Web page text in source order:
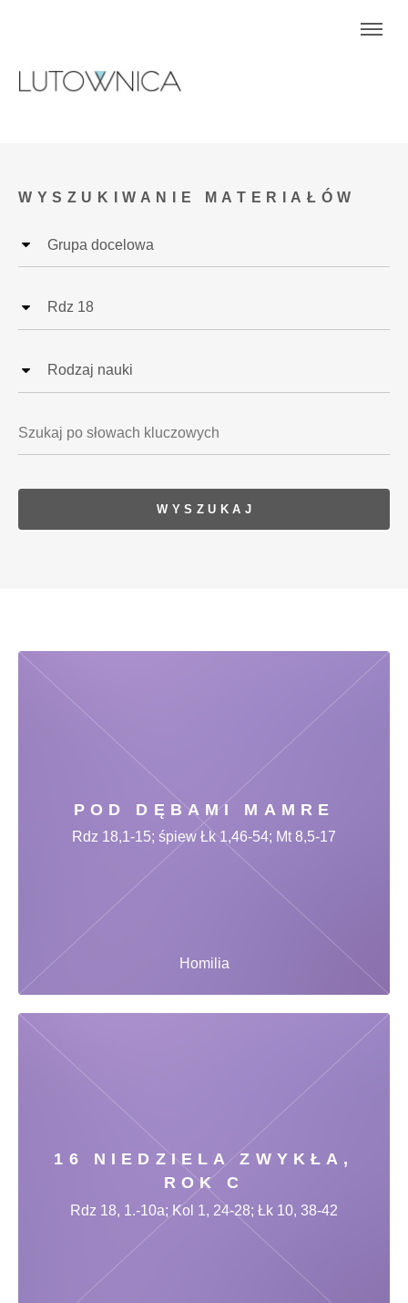
WYSZUKIWANIE MATERIAŁÓW
POD DĘBAMI MAMRE
Homilia
Rdz 18,1-15; śpiew Łk 1,46-54; Mt 8,5-17
16 NIEDZIELA ZWYKŁA,
ROK C
Rdz 18, 1.-10a; Kol 1, 24-28; Łk 10, 38-42